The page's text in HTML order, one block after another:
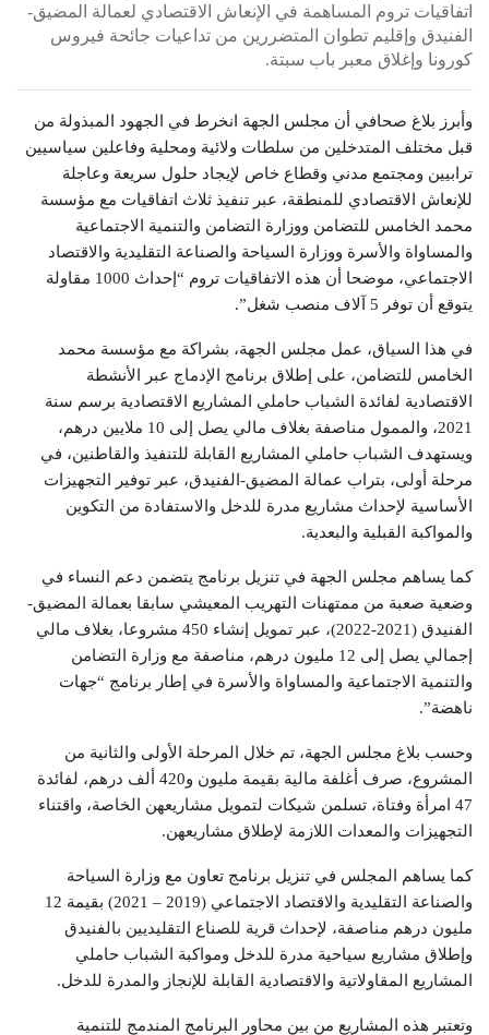
اتفاقيات تروم المساهمة في الإنعاش الاقتصادي لعمالة المضيق-
الفنيدق وإقليم تطوان المتضررين من تداعيات جائحة فيروس
كورونا وإغلاق معبر باب سبتة.
وأبرز بلاغ صحافي أن مجلس الجهة انخرط في الجهود المبذولة من
قبل مختلف المتدخلين من سلطات ولائية ومحلية وفاعلين سياسيين
ترابيين ومجتمع مدني وقطاع خاص لإيجاد حلول سريعة وعاجلة
للإنعاش الاقتصادي للمنطقة، عبر تنفيذ ثلاث اتفاقيات مع مؤسسة
محمد الخامس للتضامن ووزارة التضامن والتنمية الاجتماعية
والمساواة والأسرة ووزارة السياحة والصناعة التقليدية والاقتصاد
الاجتماعي، موضحا أن هذه الاتفاقيات تروم “إحداث 1000 مقاولة
يتوقع أن توفر 5 آلاف منصب شغل”.
في هذا السياق، عمل مجلس الجهة، بشراكة مع مؤسسة محمد
الخامس للتضامن، على إطلاق برنامج الإدماج عبر الأنشطة
الاقتصادية لفائدة الشباب حاملي المشاريع الاقتصادية برسم سنة
2021، والممول مناصفة بغلاف مالي يصل إلى 10 ملايين درهم،
ويستهدف الشباب حاملي المشاريع القابلة للتنفيذ والقاطنين، في
مرحلة أولى، بتراب عمالة المضيق-الفنيدق، عبر توفير التجهيزات
الأساسية لإحداث مشاريع مدرة للدخل والاستفادة من التكوين
والمواكبة القبلية والبعدية.
كما يساهم مجلس الجهة في تنزيل برنامج يتضمن دعم النساء في
وضعية صعبة من ممتهنات التهريب المعيشي سابقا بعمالة المضيق-
الفنيدق (2021-2022)، عبر تمويل إنشاء 450 مشروعا، بغلاف مالي
إجمالي يصل إلى 12 مليون درهم، مناصفة مع وزارة التضامن
والتنمية الاجتماعية والمساواة والأسرة في إطار برنامج “جهات
ناهضة”.
وحسب بلاغ مجلس الجهة، تم خلال المرحلة الأولى والثانية من
المشروع، صرف أغلفة مالية بقيمة مليون و420 ألف درهم، لفائدة
47 امرأة وفتاة، تسلمن شيكات لتمويل مشاريعهن الخاصة، واقتناء
التجهيزات والمعدات اللازمة لإطلاق مشاريعهن.
كما يساهم المجلس في تنزيل برنامج تعاون مع وزارة السياحة
والصناعة التقليدية والاقتصاد الاجتماعي (2019 – 2021) بقيمة 12
مليون درهم مناصفة، لإحداث قرية للصناع التقليديين بالفنيدق
وإطلاق مشاريع سياحية مدرة للدخل ومواكبة الشباب حاملي
المشاريع المقاولاتية والاقتصادية القابلة للإنجاز والمدرة للدخل.
وتعتبر هذه المشاريع من بين محاور البرنامج المندمج للتنمية